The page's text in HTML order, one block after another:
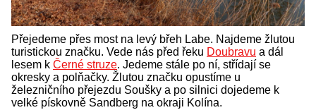
Přejedeme přes most na levý břeh Labe. Najdeme žlutou
turistickou značku. Vede nás před řeku Doubravu a dál
lesem k Černé struze. Jedeme stále po ní, střídají se
okresky a polňačky. Žlutou značku opustíme u
železničního přejezdu Soušky a po silnici dojedeme k
velké pískovně Sandberg na okraji Kolína.